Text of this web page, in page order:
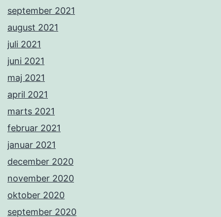
september 2021
august 2021
juli 2021
juni 2021
maj 2021
april 2021
marts 2021
februar 2021
januar 2021
december 2020
november 2020
oktober 2020
september 2020